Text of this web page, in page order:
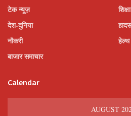
टेक न्यूज़
देश-दुनिया
नौकरी
बाजार समाचार
शिक्षा
हेल्थ
Calendar
AUGUST